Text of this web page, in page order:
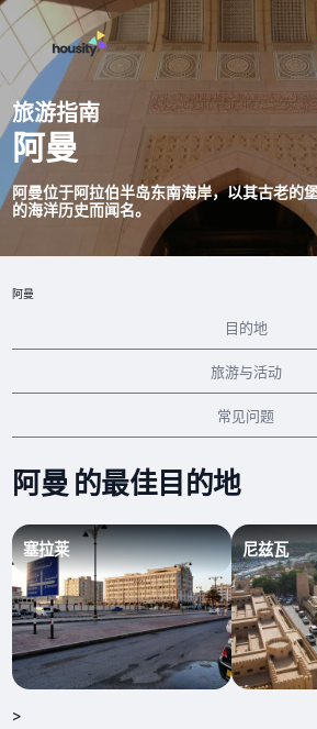
旅游指南
阿曼
阿曼位于阿拉伯半岛东南海岸，以其古老的
的海洋历史而闻名。
阿曼
目的地
旅游与活动
常见问题
阿曼 的最佳目的地
塞拉莱 尼兹瓦
>